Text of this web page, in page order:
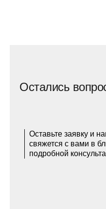
Остались
Оставьте заявку и
свяжется с вами в
подробной